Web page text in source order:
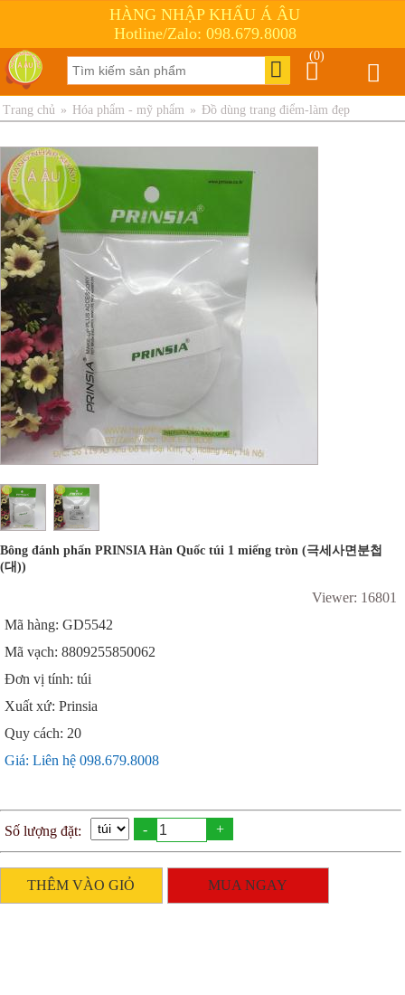
HÀNG NHẬP KHẨU Á ÂU
Hotline/Zalo: 098.679.8008
(0)
Trang chủ » Hóa phẩm - mỹ phẩm » Đồ dùng trang điểm-làm đẹp
Bông đánh phấn PRINSIA Hàn Quốc túi 1 miếng tròn (극세사면분첩
(대))
Viewer: 16801
Mã hàng: GD5542
Mã vạch: 8809255850062
Đơn vị tính: túi
Xuất xứ: Prinsia
Quy cách: 20
Giá: Liên hệ 098.679.8008
Số lượng đặt: - +
THÊM VÀO GIỎ MUA NGAY